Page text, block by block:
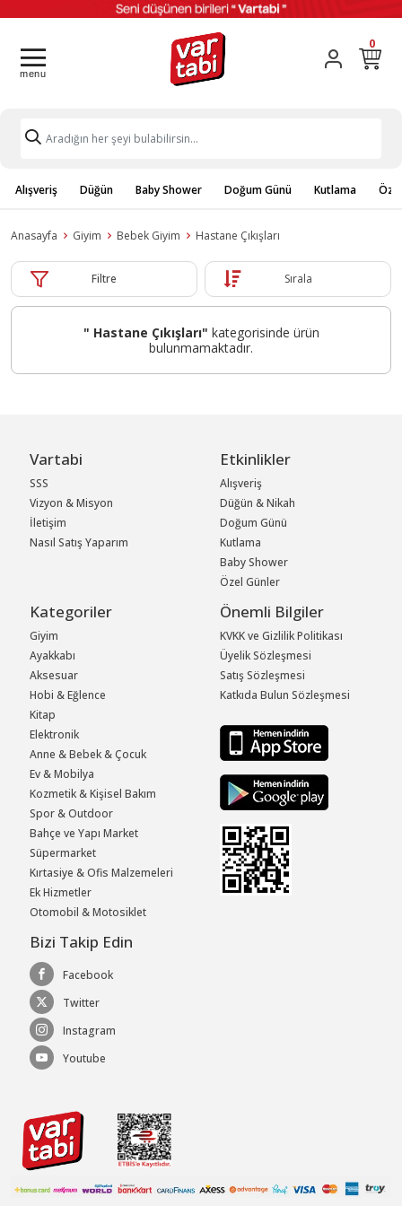
0
Alışveriş Düğün Baby Shower Doğum Günü Kutlama
Anasayfa Giyim Bebek Giyim Hastane Çıkışları
Filtre Sırala
" Hastane Çıkışları" kategorisinde ürün
bulunmamaktadır.
Vartabi
SSS
Vizyon & Misyon
İletişim
Nasıl Satış Yaparım
Etkinlikler
Alışveriş
Düğün & Nikah
Doğum Günü
Kutlama
Baby Shower
Özel Günler
Kategoriler
Giyim
Ayakkabı
Aksesuar
Hobi & Eğlence
Kitap
Elektronik
Anne & Bebek & Çocuk
Ev & Mobilya
Kozmetik & Kişisel Bakım
Spor & Outdoor
Bahçe ve Yapı Market
Süpermarket
Kırtasiye & Ofis Malzemeleri
Ek Hizmetler
Otomobil & Motosiklet
Önemli Bilgiler
KVKK ve Gizlilik Politikası
Üyelik Sözleşmesi
Satış Sözleşmesi
Katkıda Bulun Sözleşmesi
Bizi Takip Edin
Facebook
Twitter
Instagram
Youtube